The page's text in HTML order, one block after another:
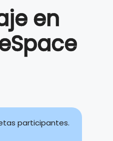
en
participantes.